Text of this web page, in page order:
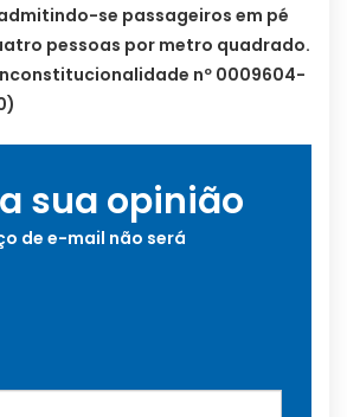
se passageiros em pé
pessoas por metro quadrado.
nº 0009604-
sua opinião
de e-mail não será